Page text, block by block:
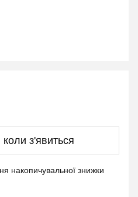
з'явиться
накопичувальної знижки